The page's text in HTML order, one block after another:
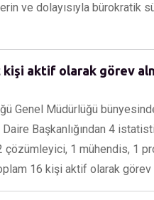
ve dolayısıyla bürokratik
aktif olarak görev
Genel Müdürlüğü
Başkanlığından 4
çözümleyici, 1 mühendis, 1
16 kişi aktif olarak görev